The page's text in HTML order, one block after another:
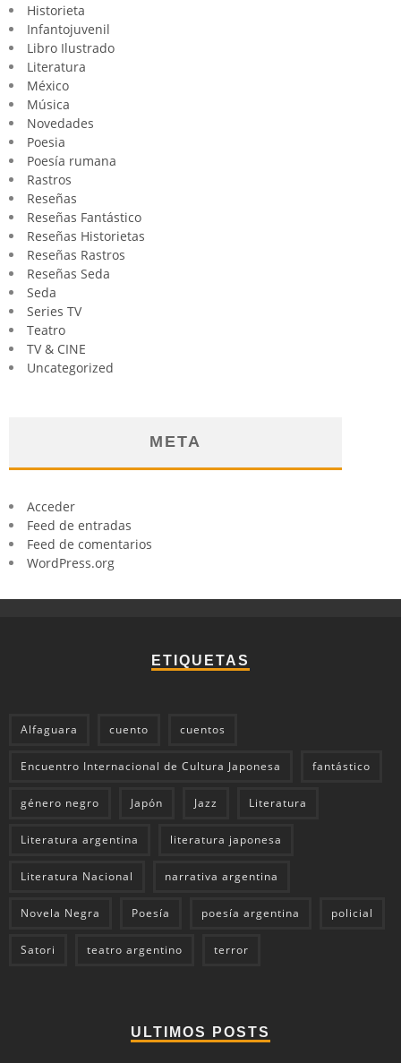
Historieta
Infantojuvenil
Libro Ilustrado
Literatura
México
Música
Novedades
Poesia
Poesía rumana
Rastros
Reseñas
Reseñas Fantástico
Reseñas Historietas
Reseñas Rastros
Reseñas Seda
Seda
Series TV
Teatro
TV & CINE
Uncategorized
META
Acceder
Feed de entradas
Feed de comentarios
WordPress.org
ETIQUETAS
Alfaguara cuento cuentos
Encuentro Internacional de Cultura Japonesa fantástico
género negro Japón Jazz Literatura
Literatura argentina literatura japonesa
Literatura Nacional narrativa argentina
Novela Negra Poesía poesía argentina policial
Satori teatro argentino terror
ULTIMOS POSTS